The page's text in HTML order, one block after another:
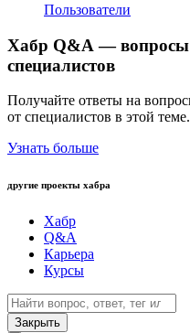
Пользователи
Хабр Q&A — вопросы
специалистов
Получайте ответы на
от специалистов в этой теме.
Узнать больше
другие проекты хабра
Хабр
Q&A
Карьера
Курсы
Закрыть